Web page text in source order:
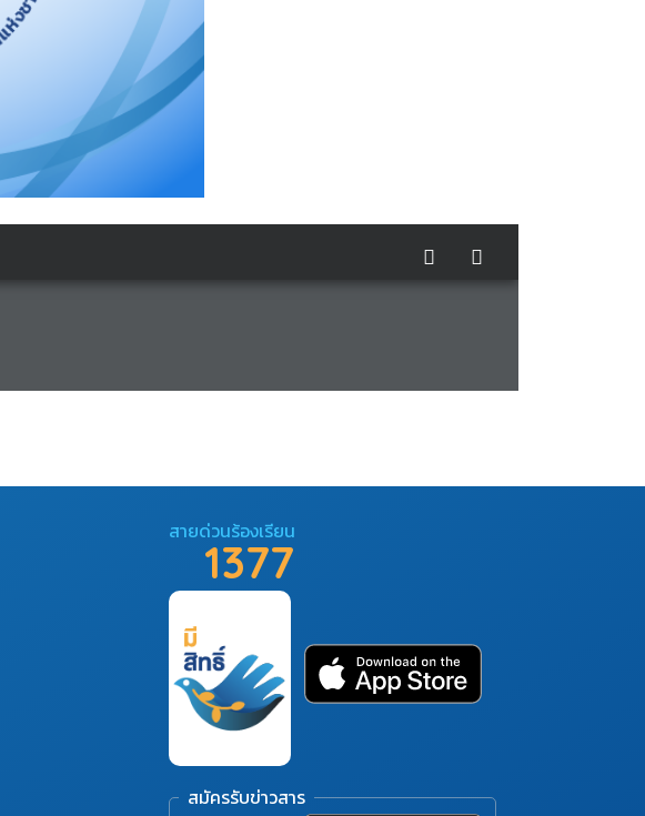
สายด่วนร้องเรียน
1377
สมัครรับข่าวสาร